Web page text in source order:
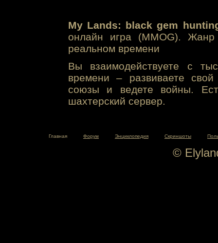
My Lands: black gem
онлайн игра (MMOG). Жанр
реальном времени
Вы взаимодействуете с
времени – развиваете свой
союзы и ведете войны.
шахтерский сервер.
Главная Форум Энциклопедия Скриншоты
©